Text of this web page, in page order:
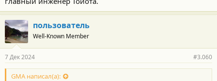
антифриз - не трогайте!
пользователь
Well-Known Member
7 Дек 2024 #3.060
GMA написал(а):